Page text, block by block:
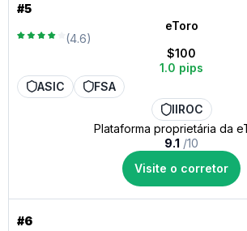
#5
eToro
(4.6)
$100
1.0 pips
ASIC
FSA
IIROC
Plataforma proprietária da
9.1 /10
Visite o corretor
#6